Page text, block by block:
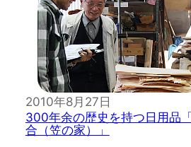
2010年8月27日
300年余の歴史を持つ日用品
合（笠の家）」